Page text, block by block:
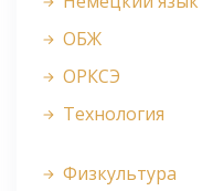
ОБЖ
ОРКСЭ
Технология
Физкультура